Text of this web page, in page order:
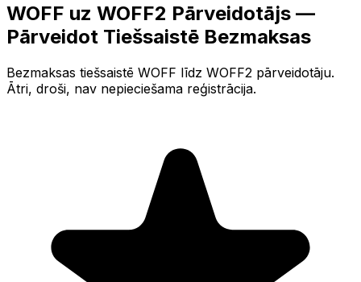
WOFF uz WOFF2 Pārveidotājs —
Pārveidot Tiešsaistē Bezmaksas
Bezmaksas tiešsaistē WOFF līdz WOFF2 pārveidotāju.
Ātri, droši, nav nepieciešama reģistrācija.